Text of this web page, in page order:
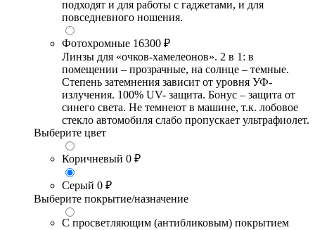
подходят и для работы с гаджетами, и для
повседневного ношения.
Фотохромные 16300 ₽
Линзы для «очков-хамелеонов». 2 в 1: в
помещении – прозрачные, на солнце – темные.
Степень затемнения зависит от уровня УФ-
излучения. 100% UV- защита. Бонус – защита от
синего света. Не темнеют в машине, т.к. лобовое
стекло автомобиля слабо пропускает ультрафиолет.
Выберите цвет
Коричневый 0 ₽
Серый 0 ₽
Выберите покрытие/назначение
С просветляющим (антибликовым) покрытием